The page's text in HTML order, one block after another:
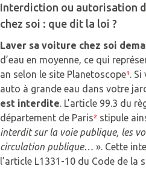
Interdiction ou autorisation
chez soi : que dit la loi ?
Laver sa voiture chez soi
d’eau en moyenne, ce qui
an selon le site Planetoscope¹. Si
auto à grande eau dans votre
est interdite. L’article 99.3 du
département de Paris²stipule
interdit sur la voie publique, les
circulation publique… ». Cette
l’article L1331-10 du Code de la